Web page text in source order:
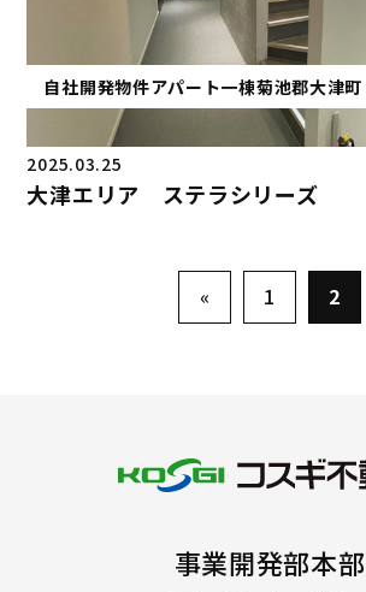
自社開発物件アパート一棟菊池郡大津町
2025.03.25
大津エリア ステラシリーズ
« 1 2
事業開発部本部